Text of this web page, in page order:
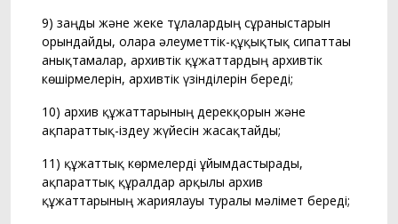
9) заңды және жеке тұлғалардың сұраныстарын
орындайды, оларға әлеуметтік-құқықтық сипаттағы
анықтамалар, архивтік құжаттардың архивтік
көшірмелерін, архивтік үзінділерін береді;
10) архив құжаттарының дерекқорын және
ақпараттық-іздеу жүйесін жасақтайды;
11) құжаттық көрмелерді ұйымдастырады,
ақпараттық құралдар арқылы архив
құжаттарының жариялауы туралы мәлiмет бередi;